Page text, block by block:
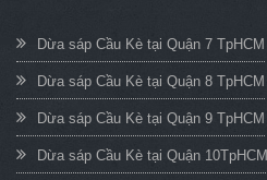
Dừa sáp Cầu Kè tại Quận 7 TpHCM
Dừa sáp Cầu Kè tại Quận 8 TpHCM
Dừa sáp Cầu Kè tại Quận 9 TpHCM
Dừa sáp Cầu Kè tại Quận 10TpHCM